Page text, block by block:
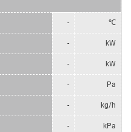
- ℃
- kW
- kW
- Pa
- kg/h
- kPa